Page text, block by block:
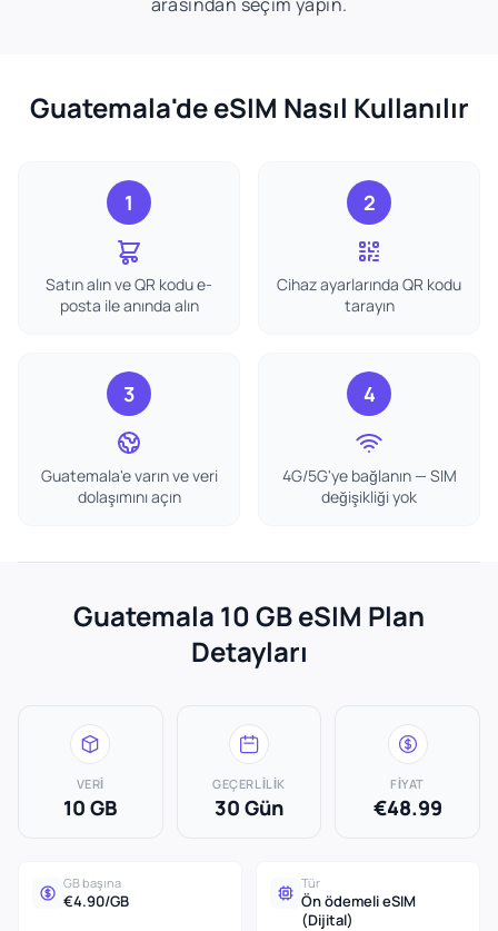
Guatemala'de eSIM Nasıl Kullanılır
1
Satın alın ve QR kodu e-
posta ile anında alın
2
Cihaz ayarlarında QR kodu
tarayın
3
Guatemala'e varın ve veri
dolaşımını açın
4
4G/5G'ye bağlanın — SIM
değişikliği yok
Guatemala 10 GB eSIM Plan
Detayları
VERI
10 GB
GEÇERLILIK
30 Gün
FIYAT
€48.99
GB başına
€4.90/GB
Tür
Ön ödemeli eSIM
(Dijital)